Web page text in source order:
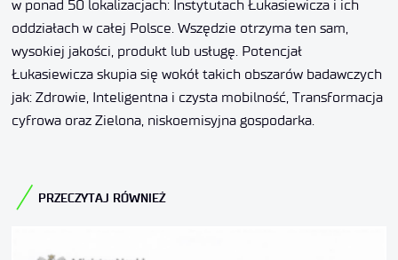
w ponad 50 lokalizacjach: Instytutach Łukasiewicza i ich
oddziałach w całej Polsce. Wszędzie otrzyma ten sam,
wysokiej jakości, produkt lub usługę. Potencjał
Łukasiewicza skupia się wokół takich obszarów badawczych
jak: Zdrowie, Inteligentna i czysta mobilność, Transformacja
cyfrowa oraz Zielona, niskoemisyjna gospodarka.
PRZECZYTAJ RÓWNIEŻ